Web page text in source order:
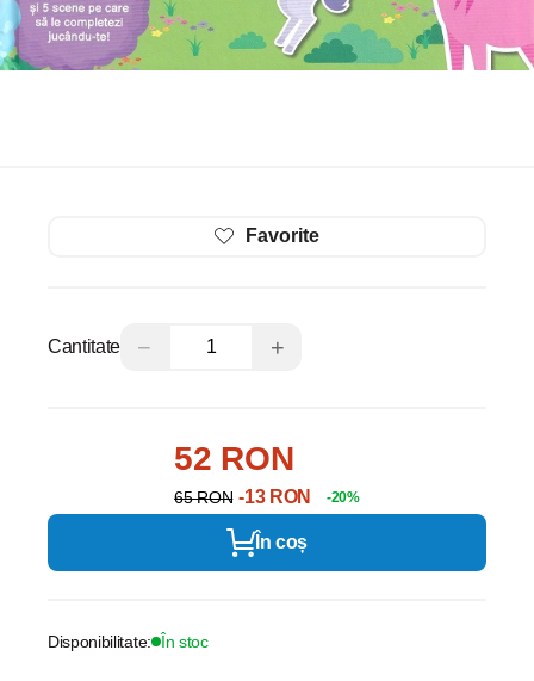
Favorite
Cantitate − +
52 RON
65 RON -13 RON -20%
În coș
Disponibilitate: În stoc